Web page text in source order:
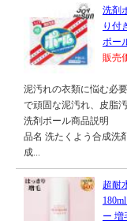
洗剤
り付
ポー
販売
泥汚れの衣類に悩む必
で頑固な泥汚れ、皮脂
洗剤ポール商品説明
品名 洗たくよう合成洗
成...
超耐
ー 増